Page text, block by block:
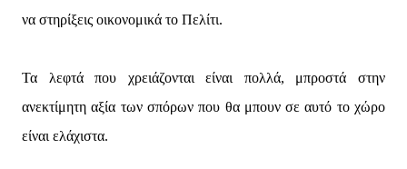
να στηρίξεις οικονομικά το Πελίτι.
Τα λεφτά που χρειάζονται είναι πολλά, μπροστά στην
ανεκτίμητη αξία των σπόρων που θα μπουν σε αυτό το χώρο
είναι ελάχιστα.